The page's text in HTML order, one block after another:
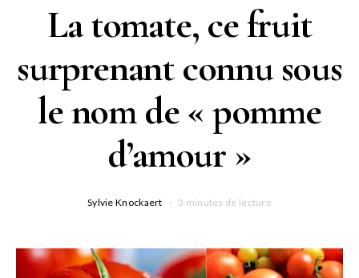
La tomate, ce fruit
surprenant connu sous
le nom de « pomme
d’amour »
Sylvie Knockaert 3 minutes de lecture